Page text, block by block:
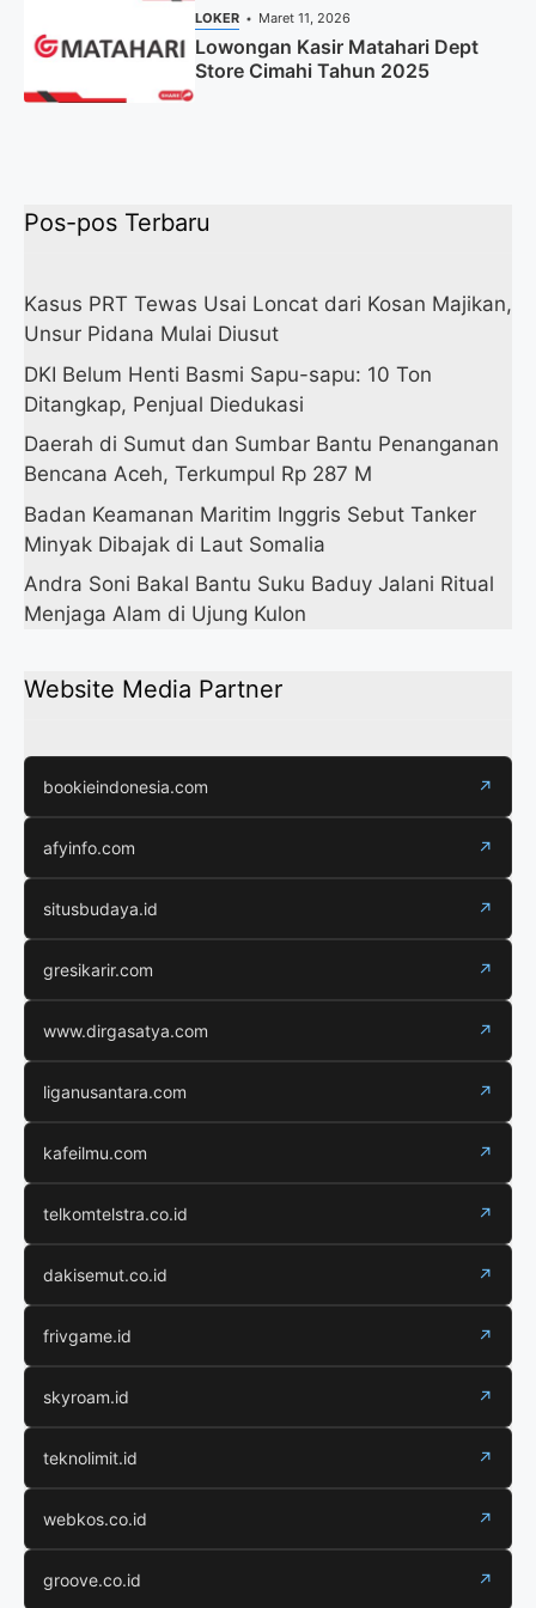
LOKER Maret 11, 2026
Lowongan Kasir Matahari Dept
Store Cimahi Tahun 2025
Pos-pos Terbaru
Kasus PRT Tewas Usai Loncat dari Kosan Majikan,
Unsur Pidana Mulai Diusut
DKI Belum Henti Basmi Sapu-sapu: 10 Ton
Ditangkap, Penjual Diedukasi
Daerah di Sumut dan Sumbar Bantu Penanganan
Bencana Aceh, Terkumpul Rp 287 M
Badan Keamanan Maritim Inggris Sebut Tanker
Minyak Dibajak di Laut Somalia
Andra Soni Bakal Bantu Suku Baduy Jalani Ritual
Menjaga Alam di Ujung Kulon
Website Media Partner
bookieindonesia.com ↗
afyinfo.com ↗
situsbudaya.id ↗
gresikarir.com ↗
www.dirgasatya.com ↗
liganusantara.com ↗
kafeilmu.com ↗
telkomtelstra.co.id ↗
dakisemut.co.id ↗
frivgame.id ↗
skyroam.id ↗
teknolimit.id ↗
webkos.co.id ↗
groove.co.id ↗